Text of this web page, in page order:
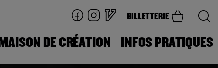
BILLETTERIE
MAISON DE CRÉATION INFOS PRATIQUES